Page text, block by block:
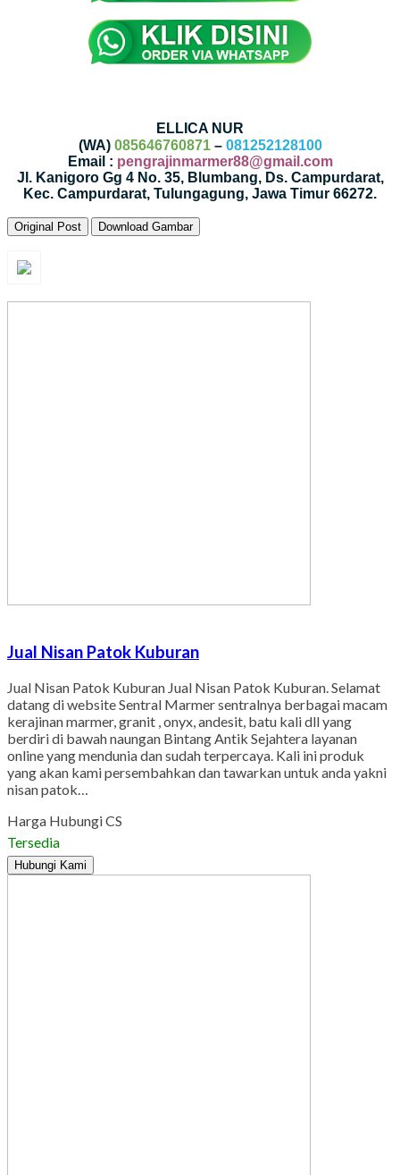
ELLICA NUR
(WA) 085646760871– 081252128100
Email : pengrajinmarmer88@gmail.com
Jl. Kanigoro Gg 4 No. 35, Blumbang, Ds. Campurdarat,
Kec. Campurdarat, Tulungagung, Jawa Timur 66272.
Original Post Download Gambar
Jual Nisan Patok Kuburan
Jual Nisan Patok Kuburan Jual Nisan Patok Kuburan. Selamat
datang di website Sentral Marmer sentralnya berbagai macam
kerajinan marmer, granit , onyx, andesit, batu kali dll yang
berdiri di bawah naungan Bintang Antik Sejahtera layanan
online yang mendunia dan sudah terpercaya. Kali ini produk
yang akan kami persembahkan dan tawarkan untuk anda yakni
nisan patok…
Harga Hubungi CS
Tersedia
Hubungi Kami